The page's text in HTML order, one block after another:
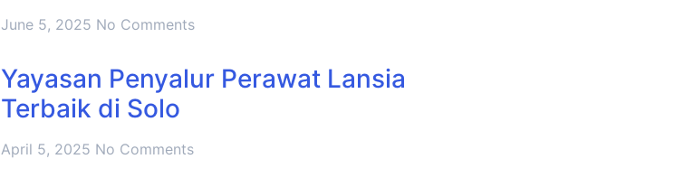
June 5, 2025 No Comments
Yayasan Penyalur Perawat Lansia
Terbaik di Solo
April 5, 2025 No Comments